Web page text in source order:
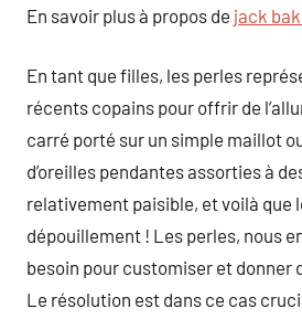
En savoir plus à propos de jack
En tant que filles, les perles
récents copains pour offrir de
carré porté sur un simple maillot
d’oreilles pendantes assorties à
relativement paisible, et voilà que
dépouillement ! Les perles, nous
besoin pour customiser et donner
Le résolution est dans ce cas